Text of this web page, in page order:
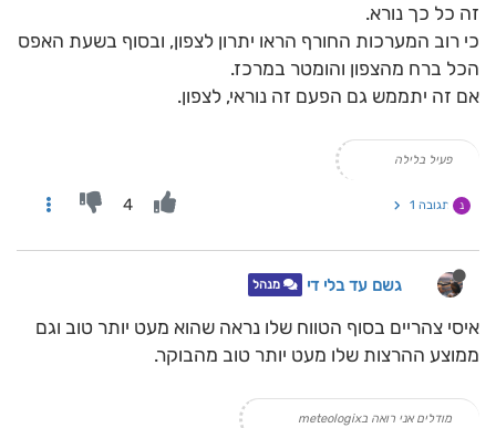
זה כל כך נורא.
כי רוב המערכות החורף הראו יתרון לצפון, ובסוף בשעת האפס
הכל ברח מהצפון והומטר במרכז.
אם זה יתממש גם הפעם זה נוראי, לצפון.
פעיל בלילה
נ תגובה 1 4
גשם עד בלי די מנהל
איסי צהריים בסוף הטווח שלו נראה שהוא מעט יותר טוב וגם
ממוצע ההרצות שלו מעט יותר טוב מהבוקר.
מודלים אני רואה בmeteologix